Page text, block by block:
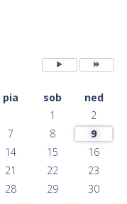
pia sob
ned
1
2
7 8
9
14 15
16
21 22
23
28 29
30